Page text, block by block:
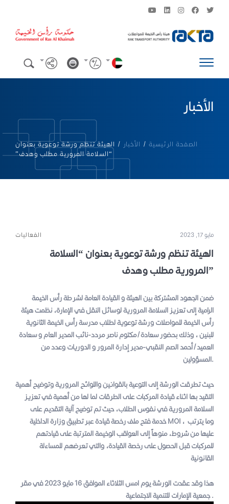
الأخبار
الصفحة الرئيسية/ الأخبار/ الهيئة تنظم ورشة توعوية بعنوان
“السلامة المرورية مطلب وهدف”
الفعاليات مايو 17, 2023
الهيئة تنظم ورشة توعوية بعنوان “السلامة
ضمن الجهود المشتركة بين الهيئة و القيادة العامة لشرطة رأس الخيمة
الرامية إلى تعزيز السلامة المرورية لوسائل النقل في الإمارة، نظمت هيئة
رأس الخيمة للمواصلات ورشة توعوية لطلاب مدرسة رأس الخيمة الثانوية
للبنين ، وذلك بحضور سعادة/مكتوم ناصر مردد-نائب المدير العام و سعادة
العميد/أحمد الصم النقبي-مدير إدارة المرور و الدوريات وعدد من
حيث تطرقت الورشة إلى التوعية بالقوانين واللوائح المرورية وتوضيح أهمية
التقيد بها اثناء قيادة المركبات على الطرقات لما لها من أهمية في تعزيز
السلامة المرورية في نفوس الطلاب، حيث تم توضيح آلية التقديم على
خدمة فتح ملف رخصة قيادة عبر تطبيق وزارة الداخليةMOI، وما يترتب
عليها من شروط، منوهاً إلى العواقب الوخيمة المترتبة على قيادتهم
للمركبات قبل الحصول على رخصة القيادة، والتي تعرضهم للمساءلة
القانونية
هذا وقد عقدت الورشة يوم امس الثلاثاء الموافق 16 مايو 2023 في مقر